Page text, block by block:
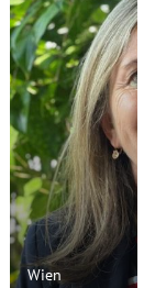
Wien